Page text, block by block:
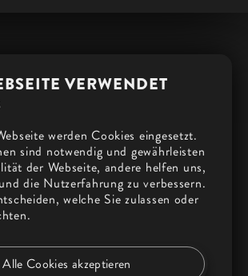
VERWENDET
werden Cookies eingesetzt.
sind notwendig und gewährleisten
der Webseite, andere helfen uns,
die Nutzerfahrung zu verbessern.
welche Sie zulassen oder
Alle Cookies akzeptieren
IMPRESSUM
DATENSCHUTZ
COOKIES